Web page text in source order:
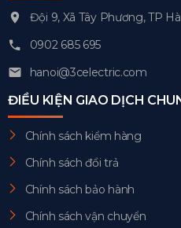
Đội 9, Xã Tây Phương, TP
0902 685 695
hanoi@3celectric.com
ĐIỀU KIỆN GIAO DỊCH
Chính sách kiểm hàng
Chính sách đổi trả
Chính sách bảo hành
Chính sách vận chuyển